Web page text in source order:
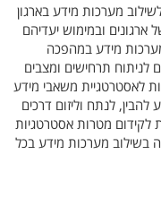
מערכות מידע בארגון
ובמימוש יעדיהם
מידע במהפכה
לניתוח תרחישים ומצבים
לאסטרטגיית משאבי מידע
לנתח וליזום דרכים
לקידום מטרות אסטרטגיות
בשילוב מערכות מידע בכל